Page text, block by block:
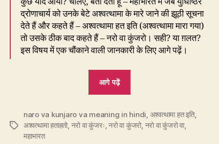
द्रोणाचार्य को उनके बेटे अश्वत्थामा के मारे जाने की झूठी सूचना
देते हैं और कहते हैं – अश्वत्थामा हत इति (अश्वत्थामा मारा गया)
तो उसके ठीक बाद कहते हैं – नरो वा कुंजरो। सही? या ग़लत?
इस विषय में एक चौंकाने वाली जानकारी के लिए आगे पढ़ें।
आगे पढ़ें
कुंजरो’
का
Tags
naro va kunjaro va meaning in hindi, अश्वत्थामा हत इति,
अश्वत्थामा हताहतो, नरो वा कुंजरः,नरो वा कुंजरो, नरो वा कुंजरो वा,
महाभारत